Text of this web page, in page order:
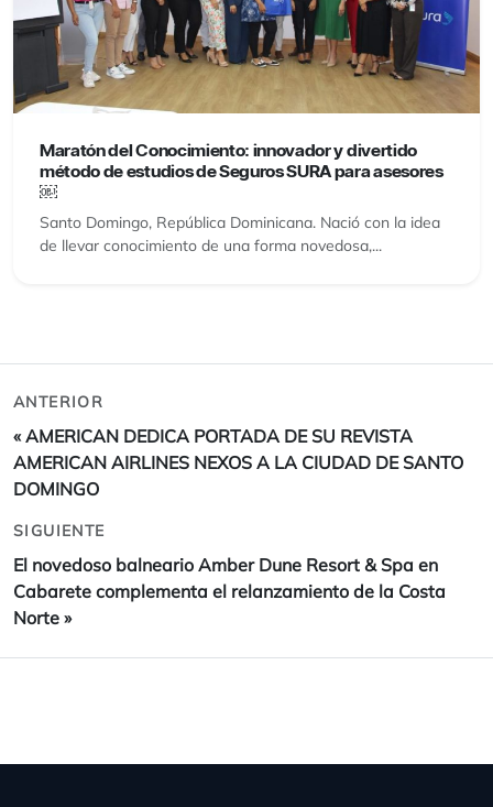
Maratón del Conocimiento: innovador y divertido
método de estudios de Seguros SURA para asesores
￼
Santo Domingo, República Dominicana. Nació con la idea
de llevar conocimiento de una forma novedosa,...
ANTERIOR
«AMERICAN DEDICA PORTADA DE SU REVISTA
AMERICAN AIRLINES NEXOS A LA CIUDAD DE SANTO
DOMINGO
SIGUIENTE
El novedoso balneario Amber Dune Resort & Spa en
Cabarete complementa el relanzamiento de la Costa
Norte »